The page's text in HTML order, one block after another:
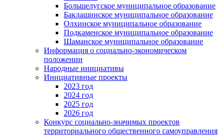
Большелугское муниципальное образование
Баклашинское муниципальное образование
Олхинское муниципальное образование
Подкаменское муниципальное образование
Шаманское муниципальное образование
Информация о социально-экономическом
положении
Народные инициативы
Инициативные проекты
2023 год
2024 год
2025 год
2026 год
Конкурс социально-значимых проектов
территориального общественного самоуправления